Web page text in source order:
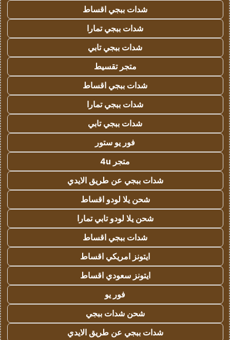
شدات ببجي اقساط
شدات ببجي تمارا
شدات ببجي تابي
متجر تقسيط
شدات ببجي اقساط
شدات ببجي تمارا
شدات ببجي تابي
فور يو ستور
متجر 4u
شدات ببجي عن طريق الايدي
شحن يلا لودو اقساط
شحن يلا لودو تابي تمارا
شدات ببجي اقساط
ايتونز امريكي اقساط
ايتونز سعودي اقساط
فور يو
شحن شدات ببجي
شدات ببجي عن طريق الايدي